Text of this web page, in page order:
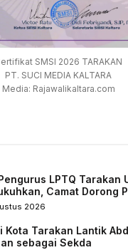
SMSI 2026 TARAKAN
PT. SUCI MEDIA KALTARA
Media: Rajawalikaltara.com
LPTQ Tarakan
Camat Dorong
Berkelanjutan
2026
Kota Tarakan Lantik
sebagai Sekda